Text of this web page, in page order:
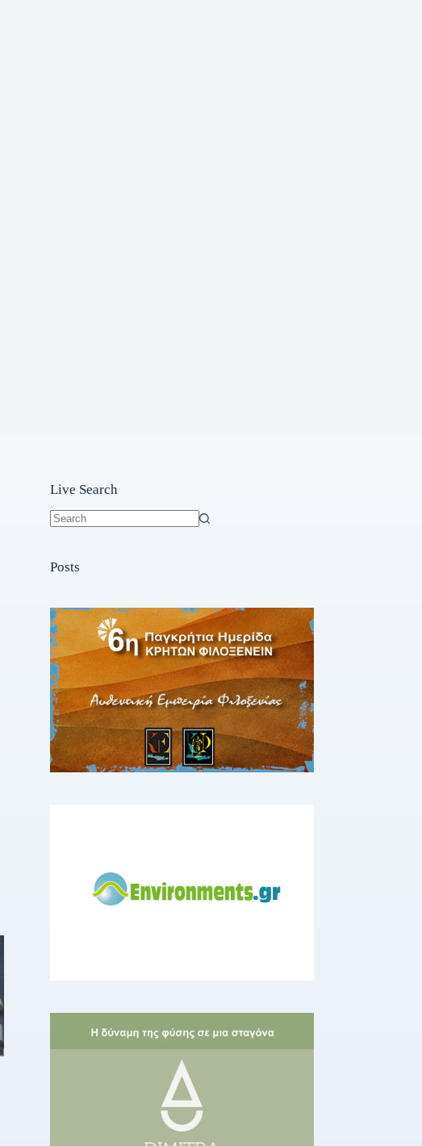
Live Search
Posts